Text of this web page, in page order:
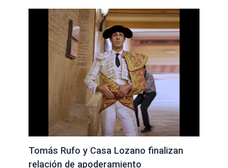
Tomás Rufo y Casa Lozano finalizan
relación de apoderamiento